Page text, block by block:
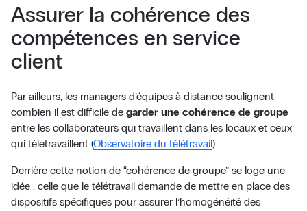
Assurer la cohérence des
compétences en service
client
Par ailleurs, les managers d’équipes à distance soulignent
combien il est difficile de garder une cohérence de groupe
entre les collaborateurs qui travaillent dans les locaux et ceux
qui télétravaillent (Observatoire du télétravail).
Derrière cette notion de “cohérence de groupe” se loge une
idée : celle que le télétravail demande de mettre en place des
dispositifs spécifiques pour assurer l’homogénéité des